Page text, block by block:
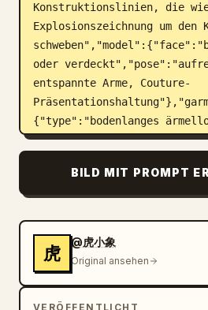
Konstruktionslinien, die
Explosionszeichnung um den
oder
entspannte Arme, Couture-
{"type":"bodenlanges
Schichtdrapierung,
ausgestellten unteren
transparente organzaartige
Musselin-Toile-Texturen,
Ästhetik"}},"layout":
BILD MIT PROMPT
虎
@虎小象
Original ansehen
VERÖFFENTLICHT